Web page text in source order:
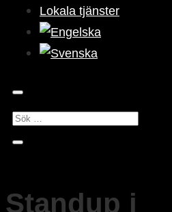
Lokala tjänster
Standup i